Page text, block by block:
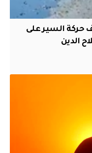
حركة السير على
الدين